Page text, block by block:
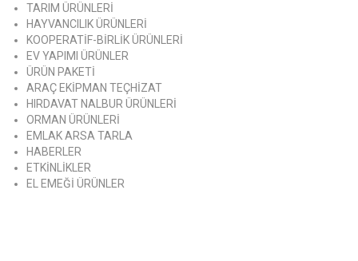
TARIM ÜRÜNLERİ
HAYVANCILIK ÜRÜNLERİ
KOOPERATİF-BİRLİK ÜRÜNLERİ
EV YAPIMI ÜRÜNLER
ÜRÜN PAKETİ
ARAÇ EKİPMAN TEÇHİZAT
HIRDAVAT NALBUR ÜRÜNLERİ
ORMAN ÜRÜNLERİ
EMLAK ARSA TARLA
HABERLER
ETKİNLİKLER
EL EMEĞİ ÜRÜNLER